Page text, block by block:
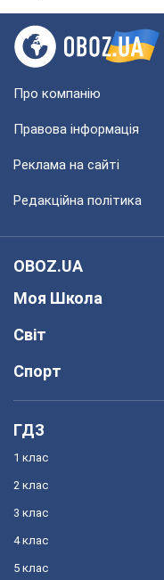
Про компанію
Правова інформація
Реклама на сайті
Редакційна політика
OBOZ.UA
Моя Школа
Світ
Спорт
ГДЗ
1 клас
2 клас
3 клас
4 клас
5 клас